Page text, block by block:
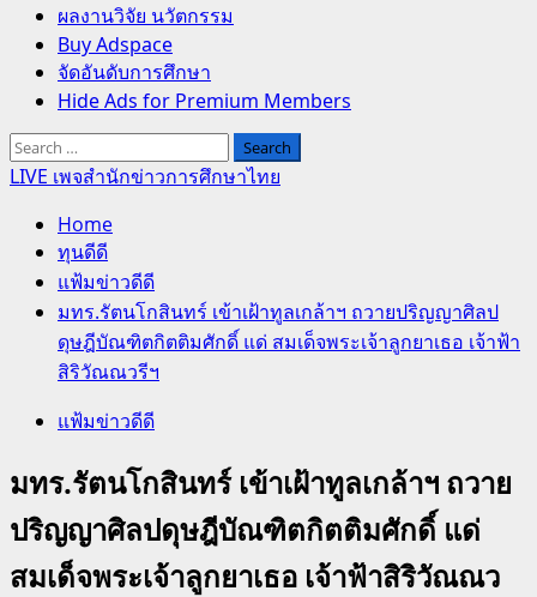
ผลงานวิจัย นวัตกรรม
Buy Adspace
จัดอันดับการศึกษา
Hide Ads for Premium Members
Search
for:
LIVE เพจสำนักข่าวการศึกษาไทย
Home
ทุนดีดี
แฟ้มข่าวดีดี
มทร.รัตนโกสินทร์ เข้าเฝ้าทูลเกล้าฯ ถวายปริญญาศิลป
ดุษฎีบัณฑิตกิตติมศักดิ์ แด่ สมเด็จพระเจ้าลูกยาเธอ เจ้าฟ้า
สิริวัณณวรีฯ
แฟ้มข่าวดีดี
มทร.รัตนโกสินทร์ เข้าเฝ้าทูลเกล้าฯ ถวาย
ปริญญาศิลปดุษฎีบัณฑิตกิตติมศักดิ์ แด่
สมเด็จพระเจ้าลูกยาเธอ เจ้าฟ้าสิริวัณณว